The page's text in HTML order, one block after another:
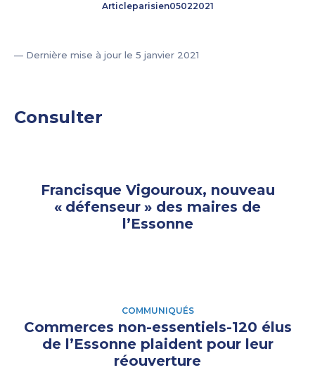
Articleparisien05022021
— Dernière mise à jour le 5 janvier 2021
Consulter
Francisque Vigouroux, nouveau
« défenseur » des maires de
l’Essonne
COMMUNIQUÉS
Commerces non-essentiels-120 élus
de l’Essonne plaident pour leur
réouverture